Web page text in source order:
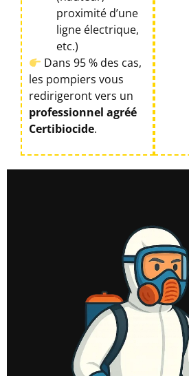
proximité d’une
ligne électrique,
etc.)
Dans 95 % des cas,
les pompiers vous
redirigeront vers un
professionnel agréé
Certibiocide.